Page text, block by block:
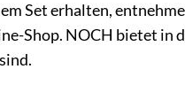
Set erhalten,
Shop. NOCH bietet in